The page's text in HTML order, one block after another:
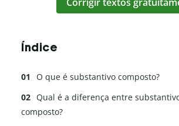
Índice
O que é substantivo composto?
Qual é a diferença entre
composto?